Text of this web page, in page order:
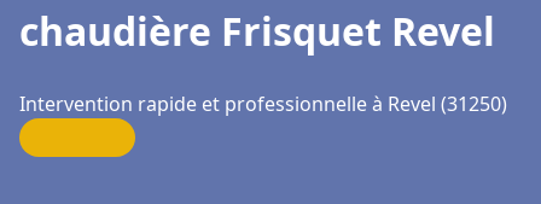
chaudière Frisquet Revel
Intervention rapide et professionnelle à Revel (31250)